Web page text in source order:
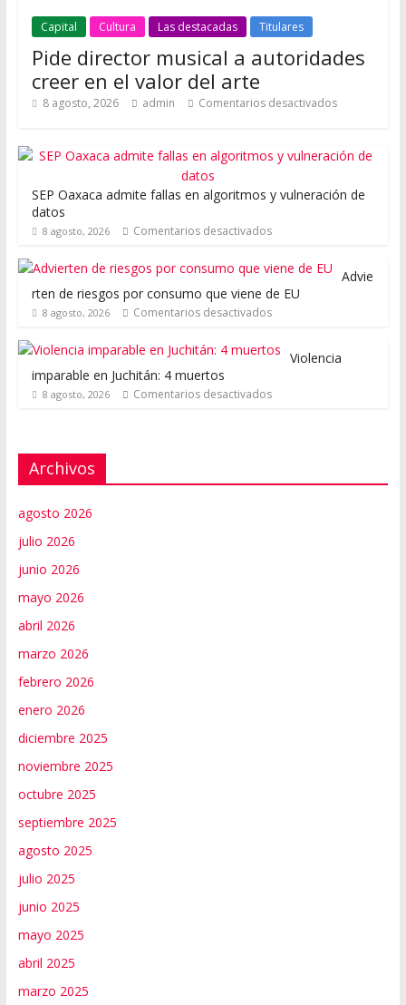
Capital Cultura Las destacadas Titulares
Pide director musical a autoridades
creer en el valor del arte
8 agosto, 2026 admin Comentarios desactivados
SEP Oaxaca admite fallas en algoritmos y vulneración de
datos
8 agosto, 2026 Comentarios desactivados
Advie
rten de riesgos por consumo que viene de EU
8 agosto, 2026 Comentarios desactivados
Violencia
imparable en Juchitán: 4 muertos
8 agosto, 2026 Comentarios desactivados
Archivos
agosto 2026
julio 2026
junio 2026
mayo 2026
abril 2026
marzo 2026
febrero 2026
enero 2026
diciembre 2025
noviembre 2025
octubre 2025
septiembre 2025
agosto 2025
julio 2025
junio 2025
mayo 2025
abril 2025
marzo 2025